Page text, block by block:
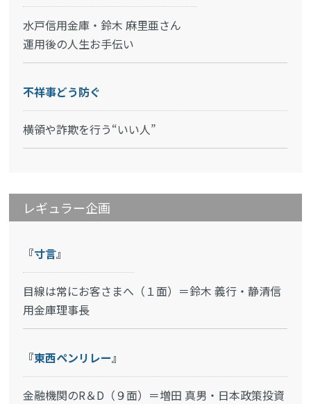
水戸信用金庫・鈴木 麻里亜さん
運用後の人生お手伝い
不祥事どう防ぐ
横領や詐欺を行う“いい人”
レギュラー企画
『寸言』
目線は常にお客さまへ（１面）＝鈴木 義行・静清信
用金庫理事長
『東西ペンリレー』
金融機関のR＆D（９面）＝増田 真男・日本政策投資